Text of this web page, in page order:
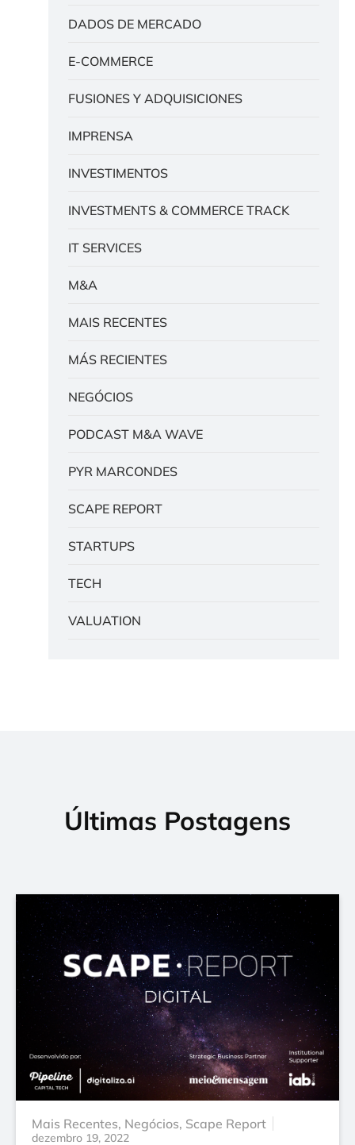
DADOS DE MERCADO
E-COMMERCE
FUSIONES Y ADQUISICIONES
IMPRENSA
INVESTIMENTOS
INVESTMENTS & COMMERCE TRACK
IT SERVICES
M&A
MAIS RECENTES
MÁS RECIENTES
NEGÓCIOS
PODCAST M&A WAVE
PYR MARCONDES
SCAPE REPORT
STARTUPS
TECH
VALUATION
Últimas Postagens
Mais Recentes, Negócios, Scape Report
dezembro 19, 2022